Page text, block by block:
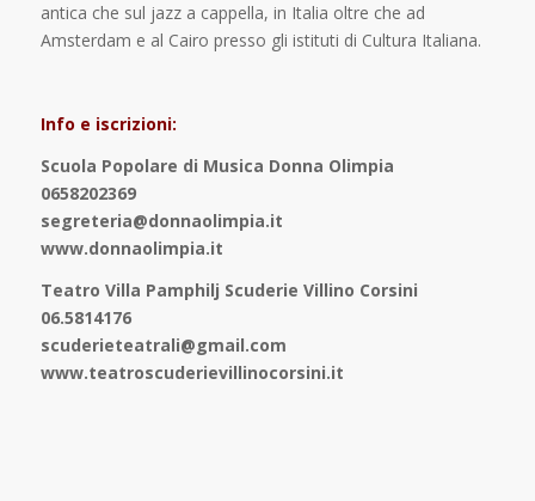
antica che sul jazz a cappella, in Italia oltre che ad
Amsterdam e al Cairo presso gli istituti di Cultura Italiana.
Info e iscrizioni:
Scuola Popolare di Musica Donna Olimpia
0658202369
segreteria@donnaolimpia.it
www.donnaolimpia.it
Teatro Villa Pamphilj Scuderie Villino Corsini
06.5814176
scuderieteatrali@gmail.com
www.teatroscuderievillinocorsini.it